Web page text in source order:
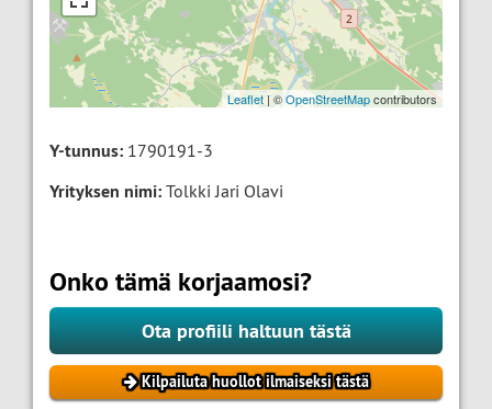
Leaflet| ©OpenStreetMapcontributors
Y-tunnus: 1790191-3
Yrityksen nimi: Tolkki Jari Olavi
Onko tämä korjaamosi?
Ota profiili haltuun tästä
Kilpailuta huollot ilmaiseksi tästä